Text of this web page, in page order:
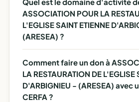
ASSOCIATION POUR LA
L'EGLISE SAINT ETIENNE
(ARESEA) ?
Comment faire un don à
LA RESTAURATION DE L'EGLISE
D'ARBIGNIEU - (ARESEA) avec
CERFA ?